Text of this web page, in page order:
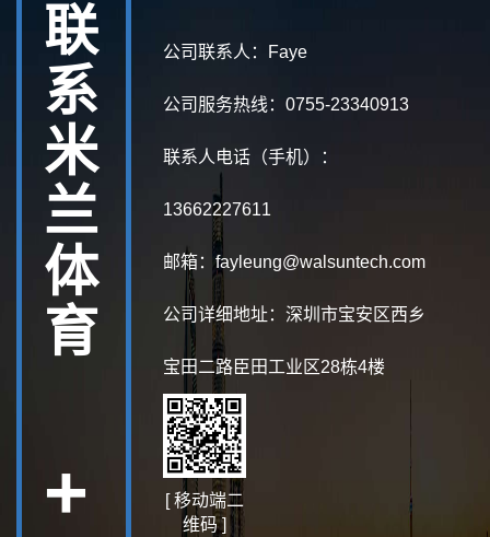
联
系
米
兰
体
育
+
公司联系人：Faye
公司服务热线：0755-23340913
联系人电话（手机）：
13662227611
邮箱：fayleung@walsuntech.com
公司详细地址：深圳市宝安区西乡
宝田二路臣田工业区28栋4楼
[ 移动端二
维码 ]